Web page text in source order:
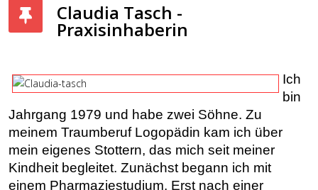
Claudia Tasch -
Praxisinhaberin
Ich
bin
Jahrgang 1979 und habe zwei Söhne. Zu
meinem Traumberuf Logopädin kam ich über
mein eigenes Stottern, das mich seit meiner
Kindheit begleitet. Zunächst begann ich mit
einem Pharmaziestudium. Erst nach einer